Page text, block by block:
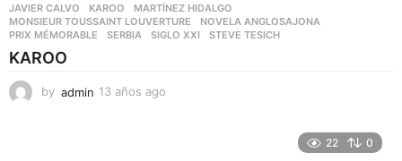
JAVIER CALVO
,KAROO ,MARTÍNEZ HIDALGO
MONSIEUR TOUSSAINT LOUVERTURE
,NOVELA ANGLOSAJONA
PRIX MÉMORABLE
,SERBIA ,SIGLO XXI ,STEVE TESICH
KAROO
by admin 13 años ago
22 0